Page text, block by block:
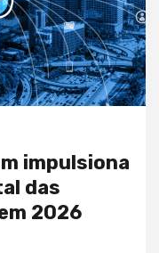
impulsiona
das
2026